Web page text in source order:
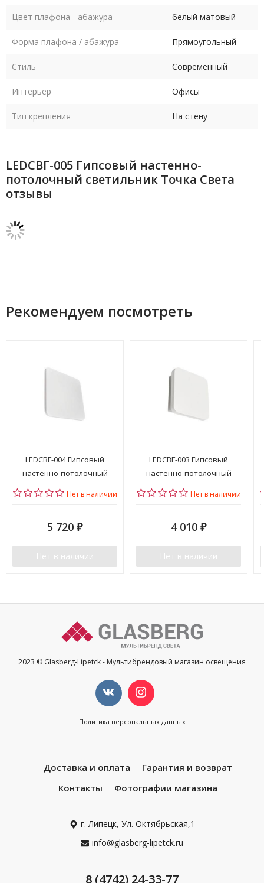
Цвет плафона - абажура белый матовый
Форма плафона / абажура Прямоугольный
Стиль Современный
Интерьер Офисы
Тип крепления На стену
LEDСВГ-005 Гипсовый настенно-
потолочный светильник Точка Света
отзывы
Рекомендуем посмотреть
LEDСВГ-004 Гипсовый
настенно-потолочный
светильник Точка Света
Нет в наличии
5 720 ₽
Нет в наличии
LEDСВГ-003 Гипсовый
настенно-потолочный
светильник Точка Света
Нет в наличии
4 010 ₽
Нет в наличии
2023 © Glasberg-Lipetck - Мультибрендовый магазин освещения
Политика персональных данных
Доставка и оплата
Гарантия и возврат
Контакты
Фотографии магазина
г. Липецк, Ул. Октябрьская,1
info@glasberg-lipetck.ru
8 (4742) 24-33-77